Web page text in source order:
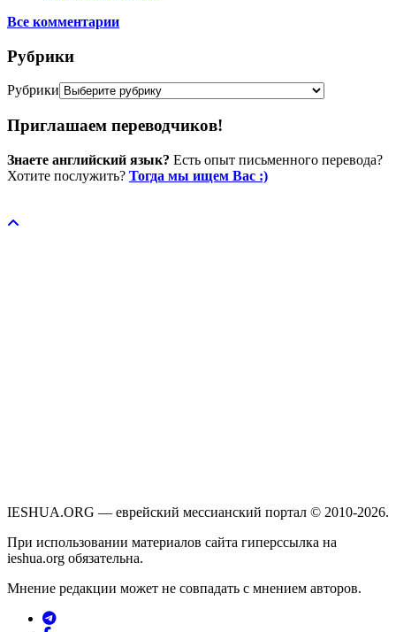
Все комментарии
Рубрики
Рубрики
Приглашаем переводчиков!
Знаете английский язык? Есть опыт письменного перевода?
Хотите послужить? Тогда мы ищем Вас :)
IESHUA.ORG — еврейский мессианский портал © 2010-2026.
При использовании материалов сайта гиперссылка на
ieshua.org обязательна.
Мнение редакции может не совпадать с мнением авторов.